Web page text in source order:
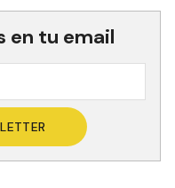
en tu email